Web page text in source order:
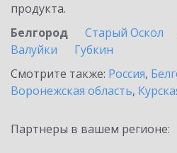
продукта.
Белгород
Старый Оскол
Валуйки
Губкин
Смотрите также: Россия,
Воронежская область,
Партнеры в вашем регионе: